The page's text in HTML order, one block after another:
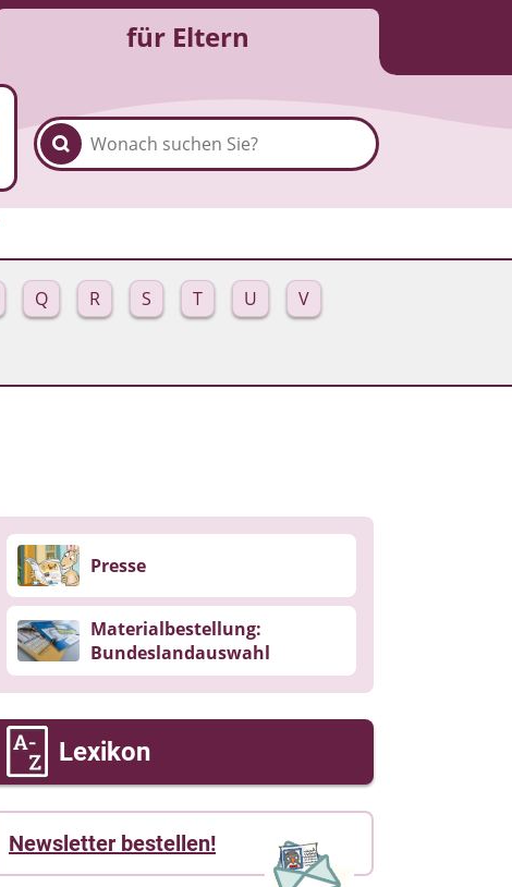
für Eltern
Q R S T U
V
Presse
Materialbestellung:
Bundeslandauswahl
Lexikon
Newsletter bestellen!